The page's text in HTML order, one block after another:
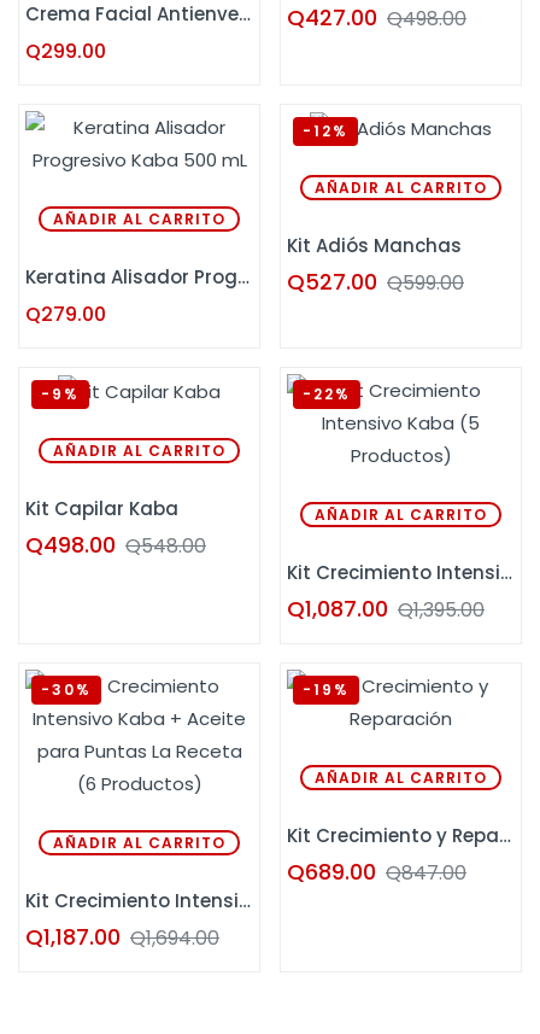
Crema Facial Antienvejecimiento y Tensora Kaba 50 ML
Q299.00
Q427.00 Q498.00
AÑADIR AL CARRITO
Keratina Alisador Progresivo Kaba 500 mL
Q279.00
AÑADIR AL CARRITO
-12%
Kit Adiós Manchas
Q527.00 Q599.00
AÑADIR AL CARRITO
-9%
Kit Capilar Kaba
Q498.00 Q548.00
AÑADIR AL CARRITO
-22%
Kit Crecimiento Intensivo Kaba (5 Productos)
Q1,087.00 Q1,395.00
AÑADIR AL CARRITO
-30%
Kit Crecimiento Intensivo Kaba + Aceite para Puntas La Receta (6 Productos)
Q1,187.00 Q1,694.00
AÑADIR AL CARRITO
-19%
Kit Crecimiento y Reparación
Q689.00 Q847.00